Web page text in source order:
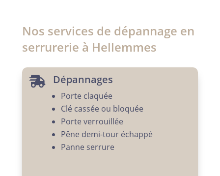
Nos services de dépannage en
serrurerie à Hellemmes
 Dépannages
Porte claquée
Clé cassée ou bloquée
Porte verrouillée
Pêne demi-tour échappé
Panne serrure